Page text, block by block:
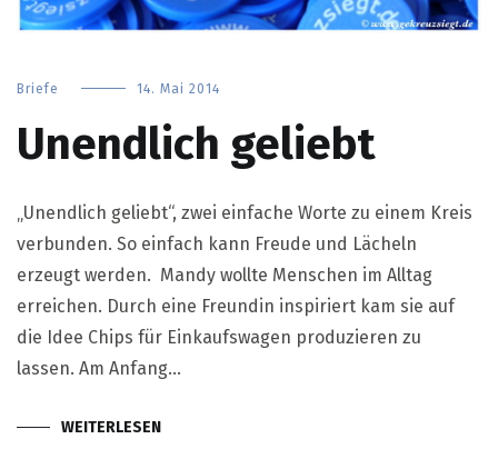
Briefe 14. Mai 2014
Unendlich geliebt
„Unendlich geliebt“, zwei einfache Worte zu einem Kreis
verbunden. So einfach kann Freude und Lächeln
erzeugt werden. Mandy wollte Menschen im Alltag
erreichen. Durch eine Freundin inspiriert kam sie auf
die Idee Chips für Einkaufswagen produzieren zu
lassen. Am Anfang…
WEITERLESEN